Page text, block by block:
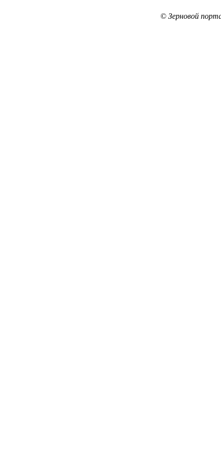
© Зерновой